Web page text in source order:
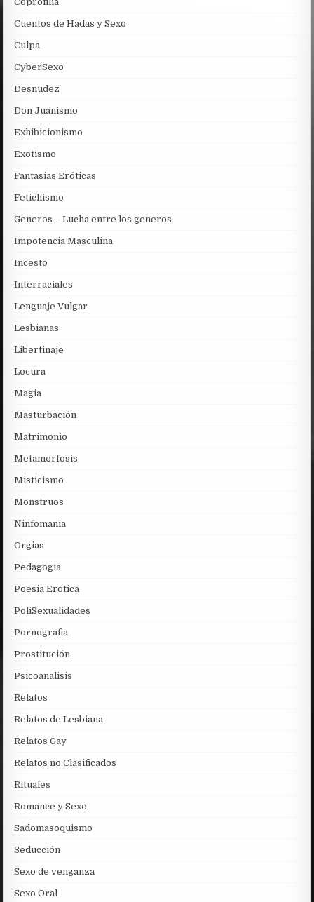
Cuentos de Hadas y Sexo
Culpa
CyberSexo
Desnudez
Don Juanismo
Exhibicionismo
Exotismo
Fantasias Eróticas
Fetichismo
Generos – Lucha entre los generos
Impotencia Masculina
Incesto
Interraciales
Lenguaje Vulgar
Lesbianas
Libertinaje
Locura
Magia
Masturbación
Matrimonio
Metamorfosis
Misticismo
Monstruos
Ninfomania
Orgias
Pedagogia
Poesia Erotica
PoliSexualidades
Pornografia
Prostitución
Psicoanalisis
Relatos
Relatos de Lesbiana
Relatos Gay
Relatos no Clasificados
Rituales
Romance y Sexo
Sadomasoquismo
Seducción
Sexo de venganza
Sexo Oral